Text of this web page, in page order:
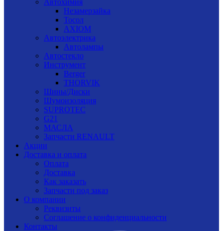
Автохимия
Незамерзайка
Тосол
AXIOM
Автоэлектрика
Автолампы
Автостекло
Инструмент
Berger
THORVIK
Шины/Диски
Шумоизоляция
SUPROTEC
G21
МАСЛА
Запчасти RENAULT
Акции
Доставка и оплата
Оплата
Доставка
Как заказать
Запчасти под заказ
О компании
Реквизиты
Соглашение о конфиденциальности
Контакты